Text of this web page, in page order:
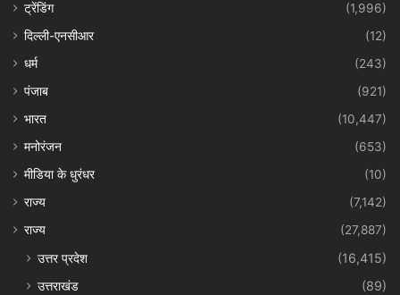
ट्रेंडिंग
(1,996)
दिल्ली-एनसीआर
(12)
धर्म
(243)
पंजाब
(921)
भारत
(10,447)
मनोरंजन
(653)
मीडिया के धुरंधर
(10)
राज्य
(7,142)
राज्य
(27,887)
उत्तर प्रदेश
(16,415)
उत्तराखंड
(89)